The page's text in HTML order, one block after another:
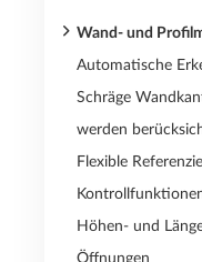
Wand- und
Automatische
Schräge
werden
Flexible
Höhen- und